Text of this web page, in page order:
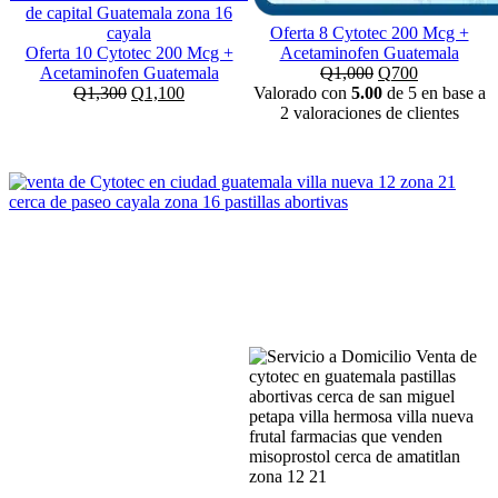
Oferta 10 Cytotec 200 Mcg +
Acetaminofen Guatemala
Q1,300 El
Q1,300.
Q1,100El
Q1,100.
Oferta 8 Cytotec 200 Mcg +
Acetaminofen Guatemala
Q1,000 El
precio
original
Q700El
precio
actual
Valorado con 5.00de 5 en base a
2 valoraciones de clientes